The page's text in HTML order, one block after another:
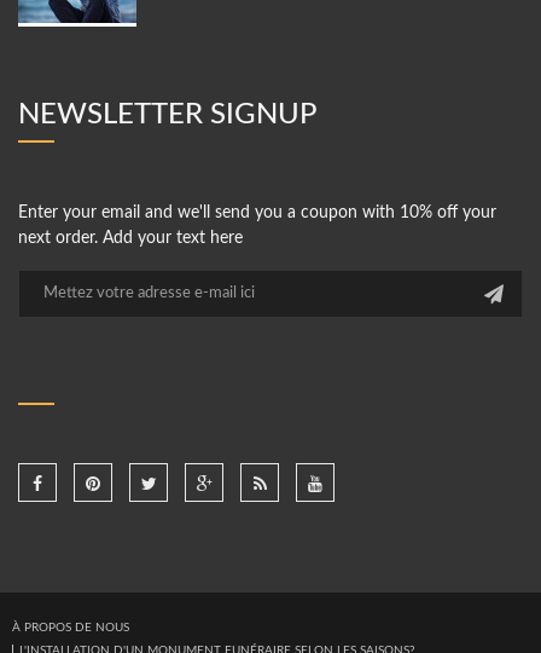
NEWSLETTER SIGNUP
Enter your email and we'll send you a coupon with 10% off your
next order. Add your text here
À PROPOS DE NOUS
L'INSTALLATION D'UN MONUMENT FUNÉRAIRE SELON LES SAISONS?